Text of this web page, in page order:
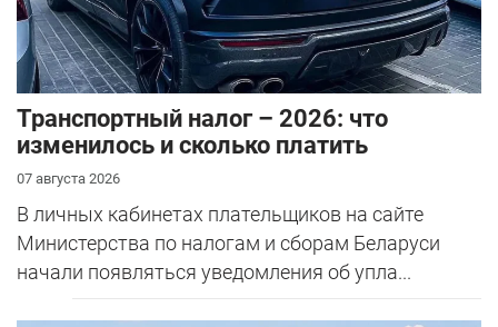
Транспортный налог – 2026: что
изменилось и сколько платить
07 августа 2026
В личных кабинетах плательщиков на сайте
Министерства по налогам и сборам Беларуси
начали появляться уведомления об упла...